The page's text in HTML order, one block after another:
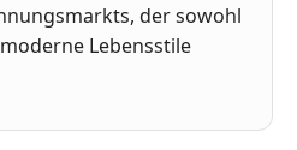
der sowohl
Lebensstile